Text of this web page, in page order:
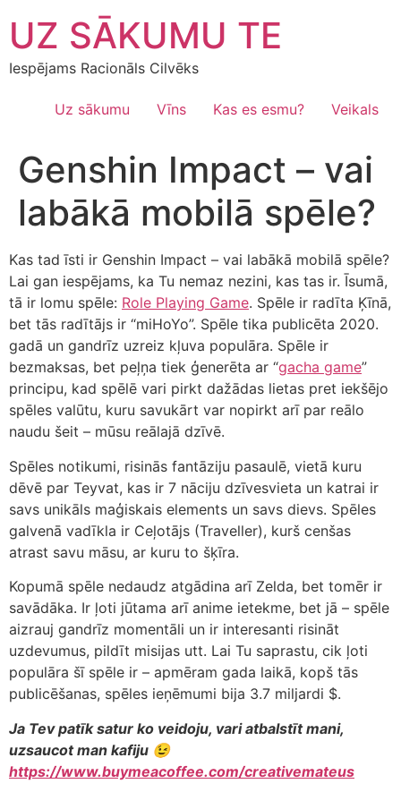
content
UZ SĀKUMU TE
Iespējams Racionāls Cilvēks
Uz sākumu Vīns Kas es esmu? Veikals
Genshin Impact – vai
labākā mobilā spēle?
Kas tad īsti ir Genshin Impact – vai labākā mobilā spēle?
Lai gan iespējams, ka Tu nemaz nezini, kas tas ir. Īsumā,
tā ir lomu spēle: Role Playing Game. Spēle ir radīta Ķīnā,
bet tās radītājs ir “miHoYo”. Spēle tika publicēta 2020.
gadā un gandrīz uzreiz kļuva populāra. Spēle ir
bezmaksas, bet peļņa tiek ģenerēta ar “gacha game”
principu, kad spēlē vari pirkt dažādas lietas pret iekšējo
spēles valūtu, kuru savukārt var nopirkt arī par reālo
naudu šeit – mūsu reālajā dzīvē.
Spēles notikumi, risinās fantāziju pasaulē, vietā kuru
dēvē par Teyvat, kas ir 7 nāciju dzīvesvieta un katrai ir
savs unikāls maģiskais elements un savs dievs. Spēles
galvenā vadīkla ir Ceļotājs (Traveller), kurš cenšas
atrast savu māsu, ar kuru to šķīra.
Kopumā spēle nedaudz atgādina arī Zelda, bet tomēr ir
savādāka. Ir ļoti jūtama arī anime ietekme, bet jā – spēle
aizrauj gandrīz momentāli un ir interesanti risināt
uzdevumus, pildīt misijas utt. Lai Tu saprastu, cik ļoti
populāra šī spēle ir – apmēram gada laikā, kopš tās
publicēšanas, spēles ieņēmumi bija 3.7 miljardi $.
Ja Tev patīk satur ko veidoju, vari atbalstīt mani,
uzsaucot man kafiju 😉
https://www.buymeacoffee.com/creativemateus